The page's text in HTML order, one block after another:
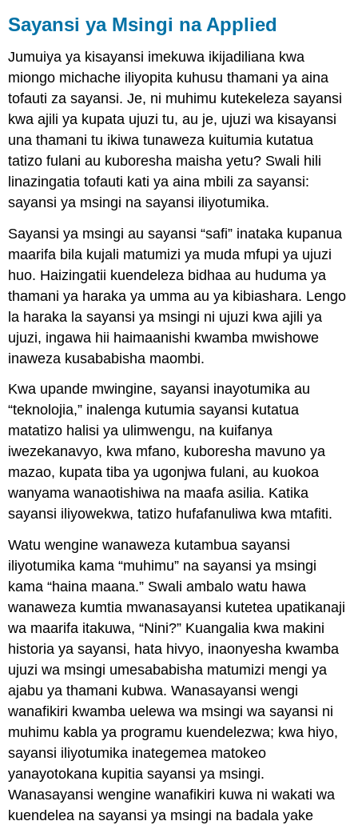
Sayansi ya Msingi na Applied
Jumuiya ya kisayansi imekuwa ikijadiliana kwa
miongo michache iliyopita kuhusu thamani ya aina
tofauti za sayansi. Je, ni muhimu kutekeleza sayansi
kwa ajili ya kupata ujuzi tu, au je, ujuzi wa kisayansi
una thamani tu ikiwa tunaweza kuitumia kutatua
tatizo fulani au kuboresha maisha yetu? Swali hili
linazingatia tofauti kati ya aina mbili za sayansi:
sayansi ya msingi na sayansi iliyotumika.
Sayansi ya msingi au sayansi “safi” inataka kupanua
maarifa bila kujali matumizi ya muda mfupi ya ujuzi
huo. Haizingatii kuendeleza bidhaa au huduma ya
thamani ya haraka ya umma au ya kibiashara. Lengo
la haraka la sayansi ya msingi ni ujuzi kwa ajili ya
ujuzi, ingawa hii haimaanishi kwamba mwishowe
inaweza kusababisha maombi.
Kwa upande mwingine, sayansi inayotumika au
“teknolojia,” inalenga kutumia sayansi kutatua
matatizo halisi ya ulimwengu, na kuifanya
iwezekanavyo, kwa mfano, kuboresha mavuno ya
mazao, kupata tiba ya ugonjwa fulani, au kuokoa
wanyama wanaotishiwa na maafa asilia. Katika
sayansi iliyowekwa, tatizo hufafanuliwa kwa mtafiti.
Watu wengine wanaweza kutambua sayansi
iliyotumika kama “muhimu” na sayansi ya msingi
kama “haina maana.” Swali ambalo watu hawa
wanaweza kumtia mwanasayansi kutetea upatikanaji
wa maarifa itakuwa, “Nini?” Kuangalia kwa makini
historia ya sayansi, hata hivyo, inaonyesha kwamba
ujuzi wa msingi umesababisha matumizi mengi ya
ajabu ya thamani kubwa. Wanasayansi wengi
wanafikiri kwamba uelewa wa msingi wa sayansi ni
muhimu kabla ya programu kuendelezwa; kwa hiyo,
sayansi iliyotumika inategemea matokeo
yanayotokana kupitia sayansi ya msingi.
Wanasayansi wengine wanafikiri kuwa ni wakati wa
kuendelea na sayansi ya msingi na badala yake